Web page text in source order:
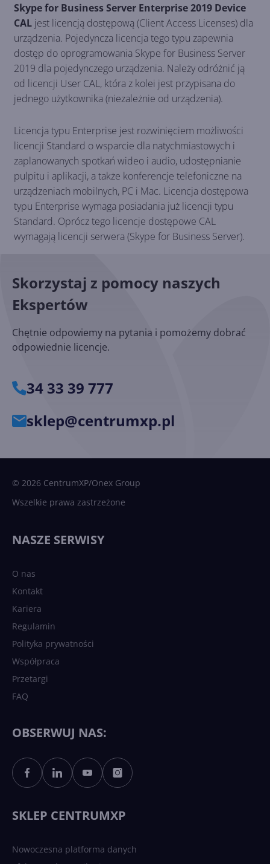
Skype for Business Server Enterprise 2019 Device
CAL jest licencją dostępową (Client Access Licenses) dla
urządzenia. Pojedyncza licencja tego typu zapewnia
dostęp do oprogramowania Skype for Business Server
2019 dla pojedynczego urządzenia. Należy odróżnić ją
od licencji User CAL, która z kolei jest przypisana do
jednego użytkownika (niezależnie od urządzenia).
Licencja typu Enterprise jest rozwinięciem możliwości
licencji Standard o wsparcie dla natychmiastowych i
zaplanowanych spotkań wideo i audio, udostępnianie
pulpitu i aplikacji, a także konferencje telefoniczne na
urządzeniach mobilnych, PC i Mac. Licencja dostępowa
typu Enterprise wymaga posiadania już licencji typu
Standard. Oprócz tego licencje dostępowe CAL
wymagają licencji serwera (Skype for Business Server).
Skorzystaj z pomocy naszych
Ekspertów
Chętnie odpowiemy na pytania i pomożemy dobrać
odpowiednie licencje.
34 33 39 777
sklep@centrumxp.pl
© 2026 CentrumXP/Onex Group
Wszelkie prawa zastrzeżone
NASZE SERWISY
O nas
Kontakt
Kariera
Regulamin
Polityka prywatności
Współpraca
Przetargi
FAQ
OBSERWUJ NAS:
SKLEP CENTRUMXP
Nowoczesna platforma danych